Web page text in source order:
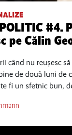
#4.
pe Călin
când nu reușesc
de două luni de
fi un sfetnic bun,